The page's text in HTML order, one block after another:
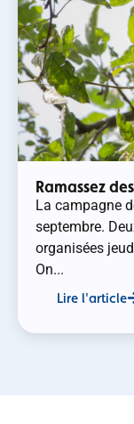
Ramassez
La campagne
septembre.
organisées
On...
Lire l'article